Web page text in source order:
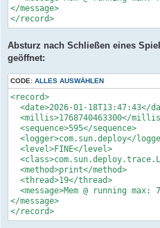
</message>
</record>
Absturz nach Schließen eines
geöffnet:
CODE: ALLES AUSWÄHLEN
<record>
<date>2026-01-18T13:47:43</
<millis>1768740463300</
  <sequence>595</sequence>
<logger>com.sun.deploy</
  <level>FINE</level>
  <method>print</method>
  <thread>19</thread>
<message>Mem @ running max:
</message>
</record>